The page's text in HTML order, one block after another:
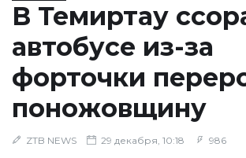
В Темиртау
автобусе из-за
форточки
поножовщину
ZTB NEWS 29 декабря, 10:18 986